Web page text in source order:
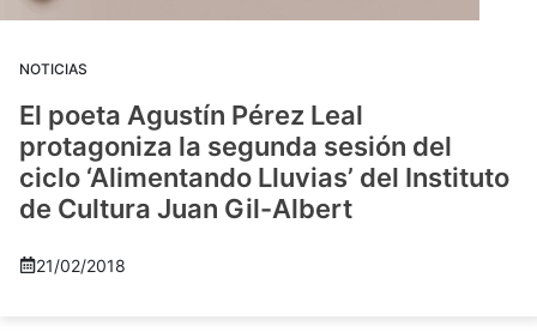
NOTICIAS
El poeta Agustín Pérez Leal
protagoniza la segunda sesión del
ciclo ‘Alimentando Lluvias’ del Instituto
de Cultura Juan Gil-Albert
21/02/2018